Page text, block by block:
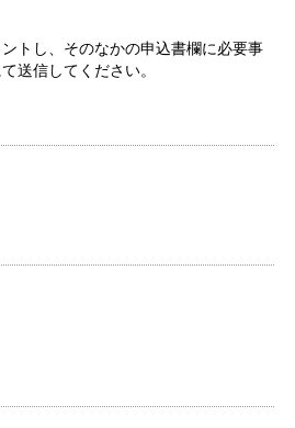
トし、そのなかの申込書欄に必要事
送信してください。